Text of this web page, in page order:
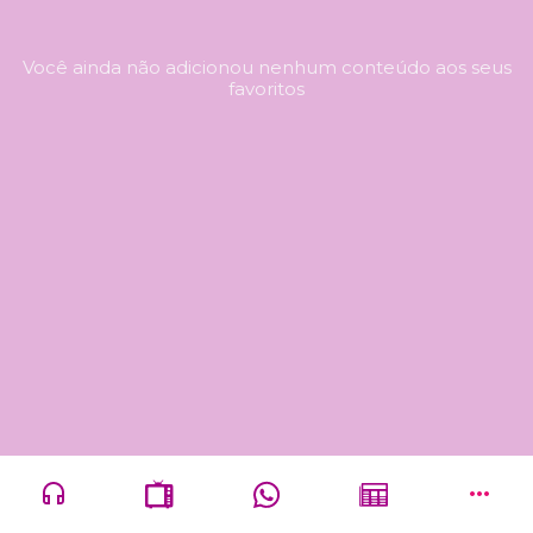
Você ainda não adicionou nenhum conteúdo aos seus
favoritos